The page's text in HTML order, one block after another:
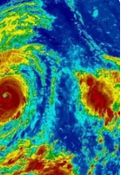
da) và các vật
.
Vietnam+)